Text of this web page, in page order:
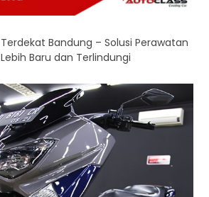
Bandung – Solusi Perawatan
Baru dan Terlindungi